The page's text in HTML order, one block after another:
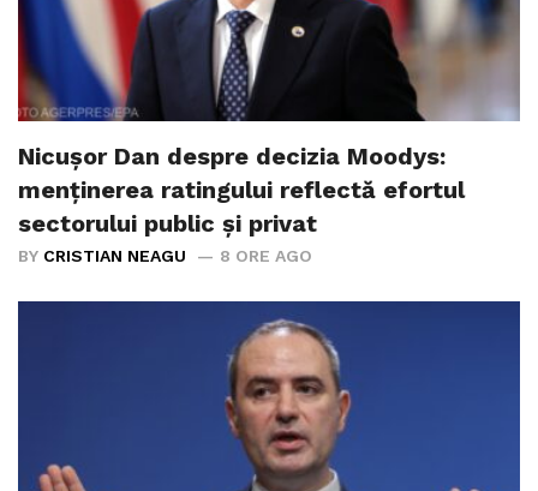
Nicușor Dan despre decizia Moodys:
menținerea ratingului reflectă efortul
sectorului public și privat
BY CRISTIAN NEAGU 8 ORE AGO